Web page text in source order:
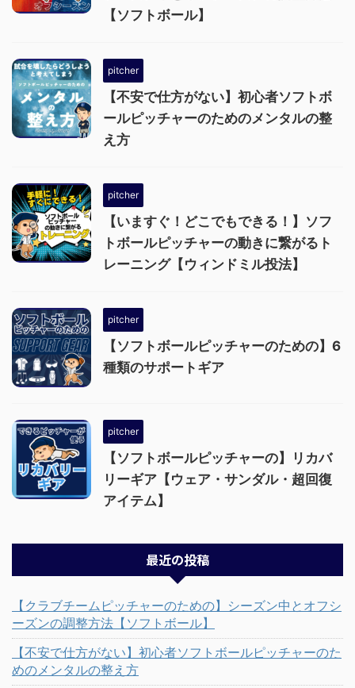
【ソフトボール】
pitcher
【不安で仕方がない】初心者ソフトボ
ールピッチャーのためのメンタルの整
え方
pitcher
【いますぐ！どこでもできる！】ソフ
トボールピッチャーの動きに繋がるト
レーニング【ウィンドミル投法】
pitcher
【ソフトボールピッチャーのための】6
種類のサポートギア
pitcher
【ソフトボールピッチャーの】リカバ
リーギア【ウェア・サンダル・超回復
アイテム】
最近の投稿
【クラブチームピッチャーのための】シーズン中とオフシ
ーズンの調整方法【ソフトボール】
【不安で仕方がない】初心者ソフトボールピッチャーのた
めのメンタルの整え方